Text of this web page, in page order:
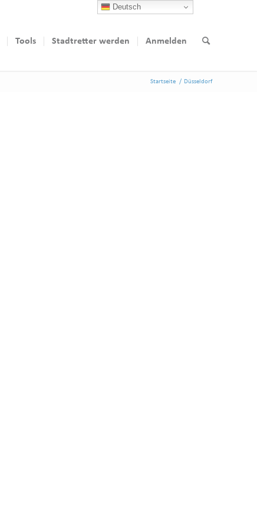
Tools Stadtretter werden Anmelden
Startseite / Düsseldorf
Deutsch